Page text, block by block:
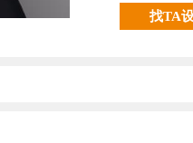
找TA